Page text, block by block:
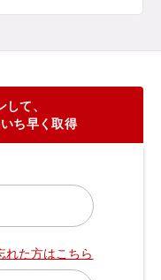
て、
ち早く取得
れた方はこちら